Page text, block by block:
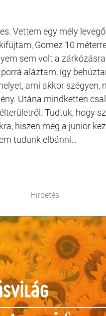
Vettem egy mély
Gomez 10
sem volt a
aláztam, így
ami akkor szégyen,
Utána mindketten
Tudtuk, hogy
hiszen még a junior
tudunk elbánni…
Hirdetés